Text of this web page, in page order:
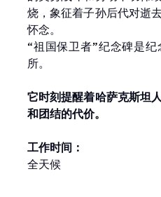
烧，象征着子孙后代对逝
怀念。
“祖国保卫者”纪念碑是
所。
它时刻提醒着哈萨克斯坦
和团结的代价。
工作时间：
全天候